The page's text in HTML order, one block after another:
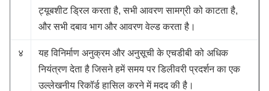
ट्यूबशीट ड्रिल करता है, सभी आवरण सामग्री को काटता है,
और सभी दबाव भाग और आवरण वेल्ड करता है।
४
यह विनिर्माण अनुक्रम और अनुसूची के एचडीबी को अधिक
नियंत्रण देता है जिसने हमें समय पर डिलीवरी प्रदर्शन का एक
उल्लेखनीय रिकॉर्ड हासिल करने में मदद की है।